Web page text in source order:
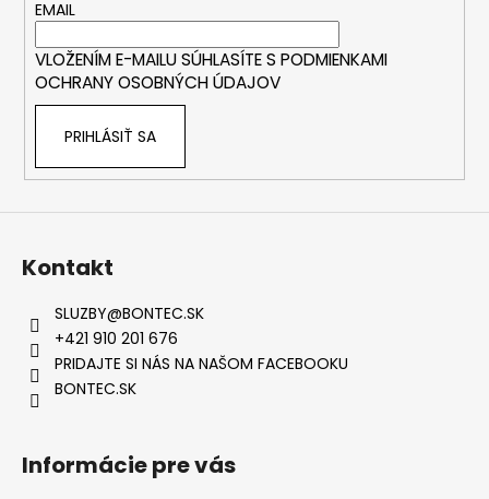
EMAIL
VLOŽENÍM E-MAILU SÚHLASÍTE S PODMIENKAMI
OCHRANY OSOBNÝCH ÚDAJOV
PRIHLÁSIŤ SA
Kontakt
SLUZBY@BONTEC.SK
+421 910 201 676
PRIDAJTE SI NÁS NA NAŠOM FACEBOOKU
BONTEC.SK
Informácie pre vás